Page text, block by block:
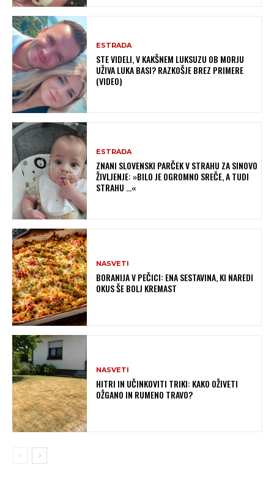
ESTRADA
STE VIDELI, V KAKŠNEM LUKSUZU OB MORJU
UŽIVA LUKA BASI? RAZKOŠJE BREZ PRIMERE
(VIDEO)
ESTRADA
ZNANI SLOVENSKI PARČEK V STRAHU ZA SINOVO
ŽIVLJENJE: »BILO JE OGROMNO SREČE, A TUDI
STRAHU …«
NASVETI
BORANIJA V PEČICI: ENA SESTAVINA, KI NAREDI
OKUS ŠE BOLJ KREMAST
NASVETI
HITRI IN UČINKOVITI TRIKI: KAKO OŽIVETI
OŽGANO IN RUMENO TRAVO?